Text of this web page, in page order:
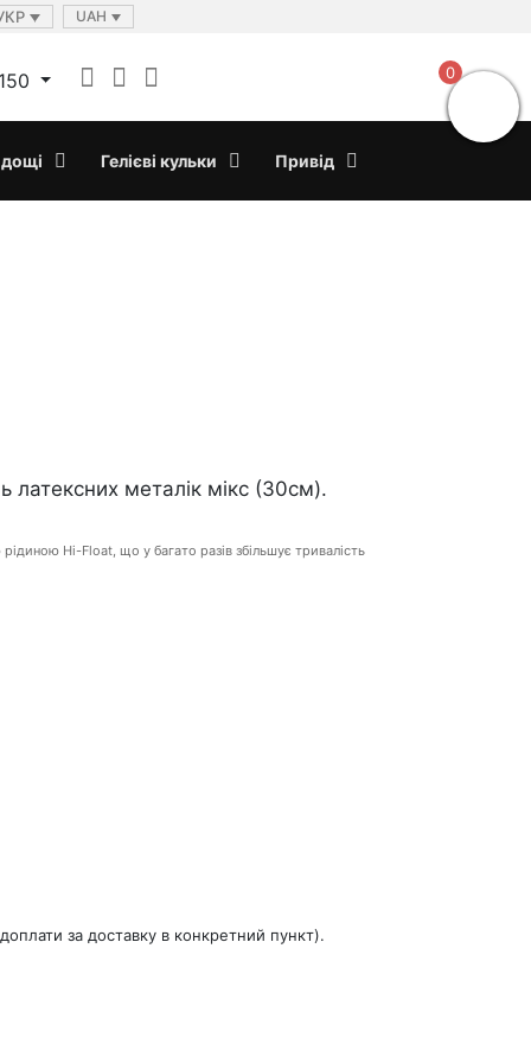
UAH
Гелієві кульки Привід
латексних металік мікс (30см).
рідиною Hi-Float, що у багато разів збільшує тривалість
за доставку в конкретний пункт).
0